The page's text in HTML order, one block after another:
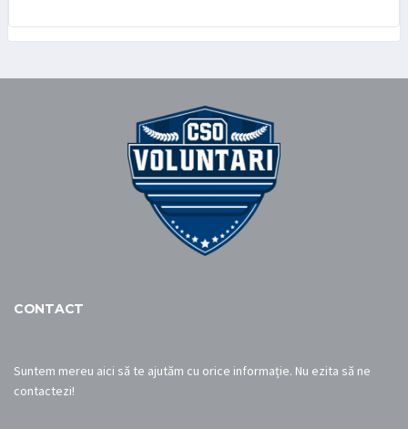
CONTACT
Suntem mereu aici să te ajutăm cu orice informație. Nu ezita să ne
contactezi!